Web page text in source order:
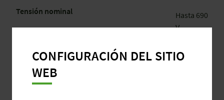
Tensión nominal
Hasta 690
V
3 a 12
Superficie
CONFIGURACIÓN DEL SITIO
WEB